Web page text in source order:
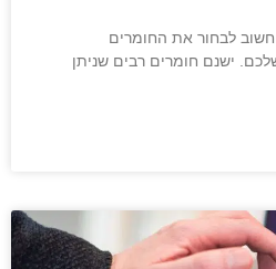
חשוב לבחור את החומרים
ישנם חומרים רבים שניתן